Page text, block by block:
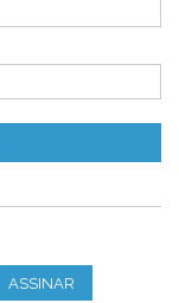
ASSINAR